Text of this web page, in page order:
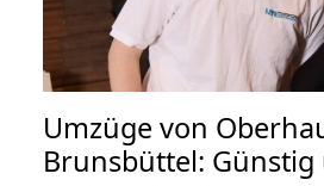
Umzüge von
Brunsbüttel: Günstig